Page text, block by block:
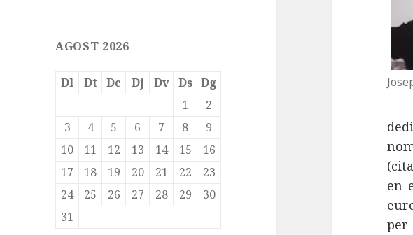
AGOST 2026
Dl Dt Dc Dj Dv Ds Dg
1
2
3
4 5 6 7 8
9
10
11 12 13 14 15
16
17
18 19 20 21 22
23
24
25 26 27 28 29
30
31
en
per